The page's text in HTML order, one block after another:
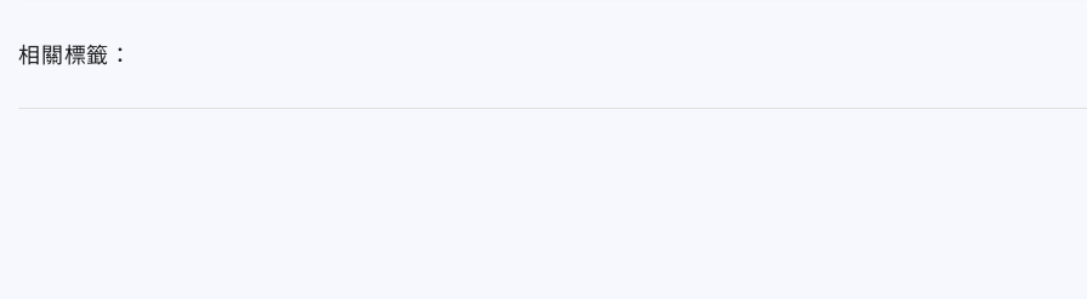
相關標籤：